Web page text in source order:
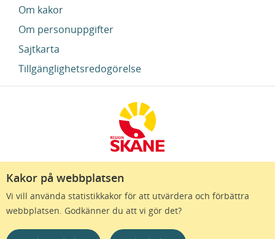
Kakor på webbplatsen
Vi vill använda statistikkakor för att utvärdera och förbättra
webbplatsen. Godkänner du att vi gör det?
Om kakor
Om personuppgifter
Sajtkarta
Tillgänglighetsredogörelse
Region Skåne finns till för att alla som bor i Skåne
ska må bra och känna framtidstro. Genom
gränslösa samarbeten och omtanke skapas de
bästa förutsättningar för ett hälsosamt liv – inom